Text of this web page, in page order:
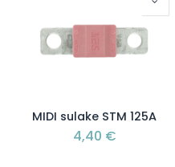
MIDI sulake STM 125A
4,40 €